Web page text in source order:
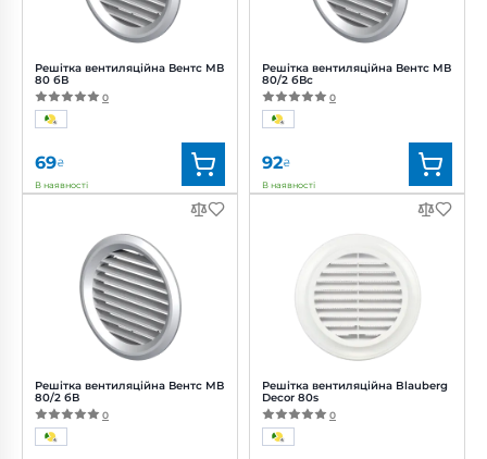
Решітка вентиляційна Вентс МВ
80 бВ
0
69₴
В наявності
Вентс
Артикул:
0000222331
Діаметр:
80 мм
Решітка вентиляційна Вентс МВ
80/2 бВ
0
Решітка вентиляційна Вентс МВ
80/2 бВс
0
92₴
В наявності
Вентс
Артикул:
0000222350
Діаметр:
Решітка вентиляційна Blauberg
Decor 80s
0